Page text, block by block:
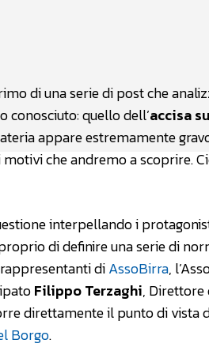
di una serie di post che
quello dell’accisa
appare estremamente
che andremo a scoprire.
interpellando i
di definire una serie di
diAssoBirra,
Filippo Terzaghi, Direttore
direttamente il punto di vista
Borgo.